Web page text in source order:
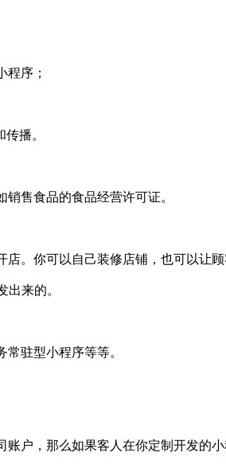
程序；
播。
售食品的食品经营许可证。
。你可以自己装修店铺，也可以让顾
来的。
驻型小程序等等。
户，那么如果客人在你定制开发的